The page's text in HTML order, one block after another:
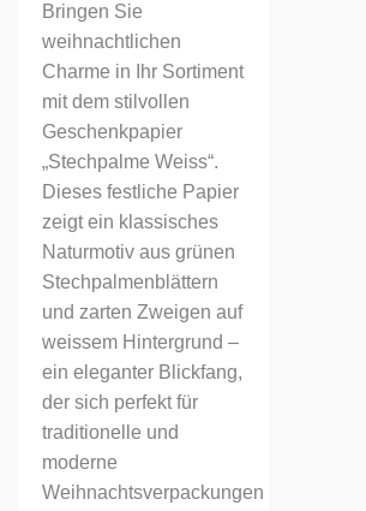
Bringen Sie
weihnachtlichen
Charme in Ihr Sortiment
mit dem stilvollen
Geschenkpapier
„Stechpalme Weiss“.
Dieses festliche Papier
zeigt ein klassisches
Naturmotiv aus grünen
Stechpalmenblättern
und zarten Zweigen auf
weissem Hintergrund –
ein eleganter Blickfang,
der sich perfekt für
traditionelle und
moderne
Weihnachtsverpackungen